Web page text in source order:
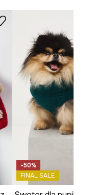
-50%
FINAL SALE